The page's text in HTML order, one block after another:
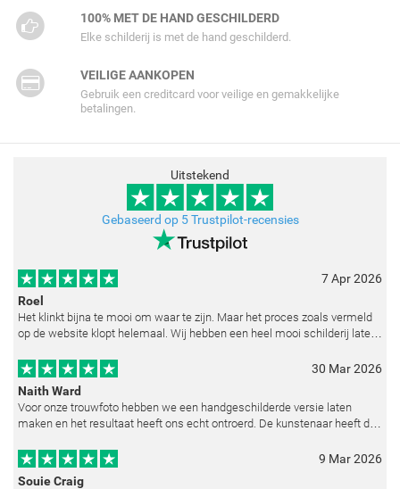
100% MET DE HAND GESCHILDERD
Elke schilderij is met de hand geschilderd.
VEILIGE AANKOPEN
Gebruik een creditcard voor veilige en gemakkelijke
betalingen.
Uitstekend
Gebaseerd op 5 Trustpilot-recensies
7 Apr 2026
Roel
Het klinkt bijna te mooi om waar te zijn. Maar het proces zoals vermeld
op de website klopt helemaal. Wij hebben een heel mooi schilderij laten
30 Mar 2026
Naith Ward
Voor onze trouwfoto hebben we een handgeschilderde versie laten
maken en het resultaat heeft ons echt ontroerd. De kunstenaar heeft de
9 Mar 2026
Souie Craig